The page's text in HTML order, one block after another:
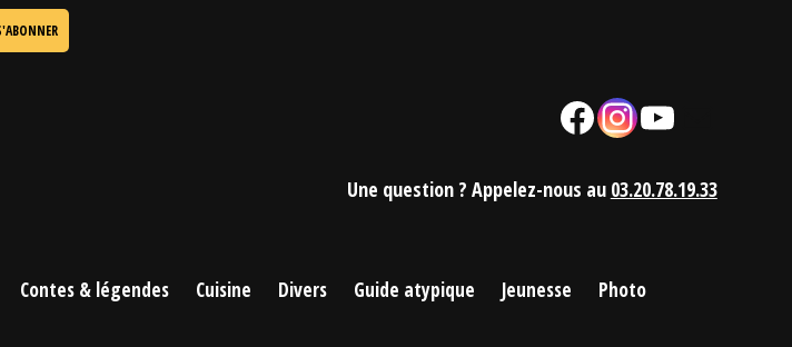
FacebookInstagramYouTube
Une question ? Appelez-nous au 03.20.78.19.33
Contes & légendes Cuisine Divers Guide atypique Jeunesse Photo